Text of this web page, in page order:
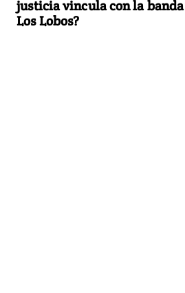
justicia vincula con la banda
Los Lobos?